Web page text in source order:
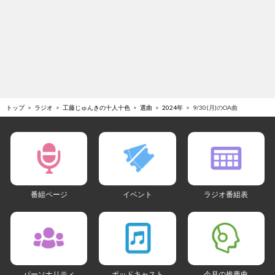
トップ ラジオ 工藤じゅんきの十人十色 選曲 2024年 9/30(月)のOA曲
番組ページ イベント ラジオ番組表